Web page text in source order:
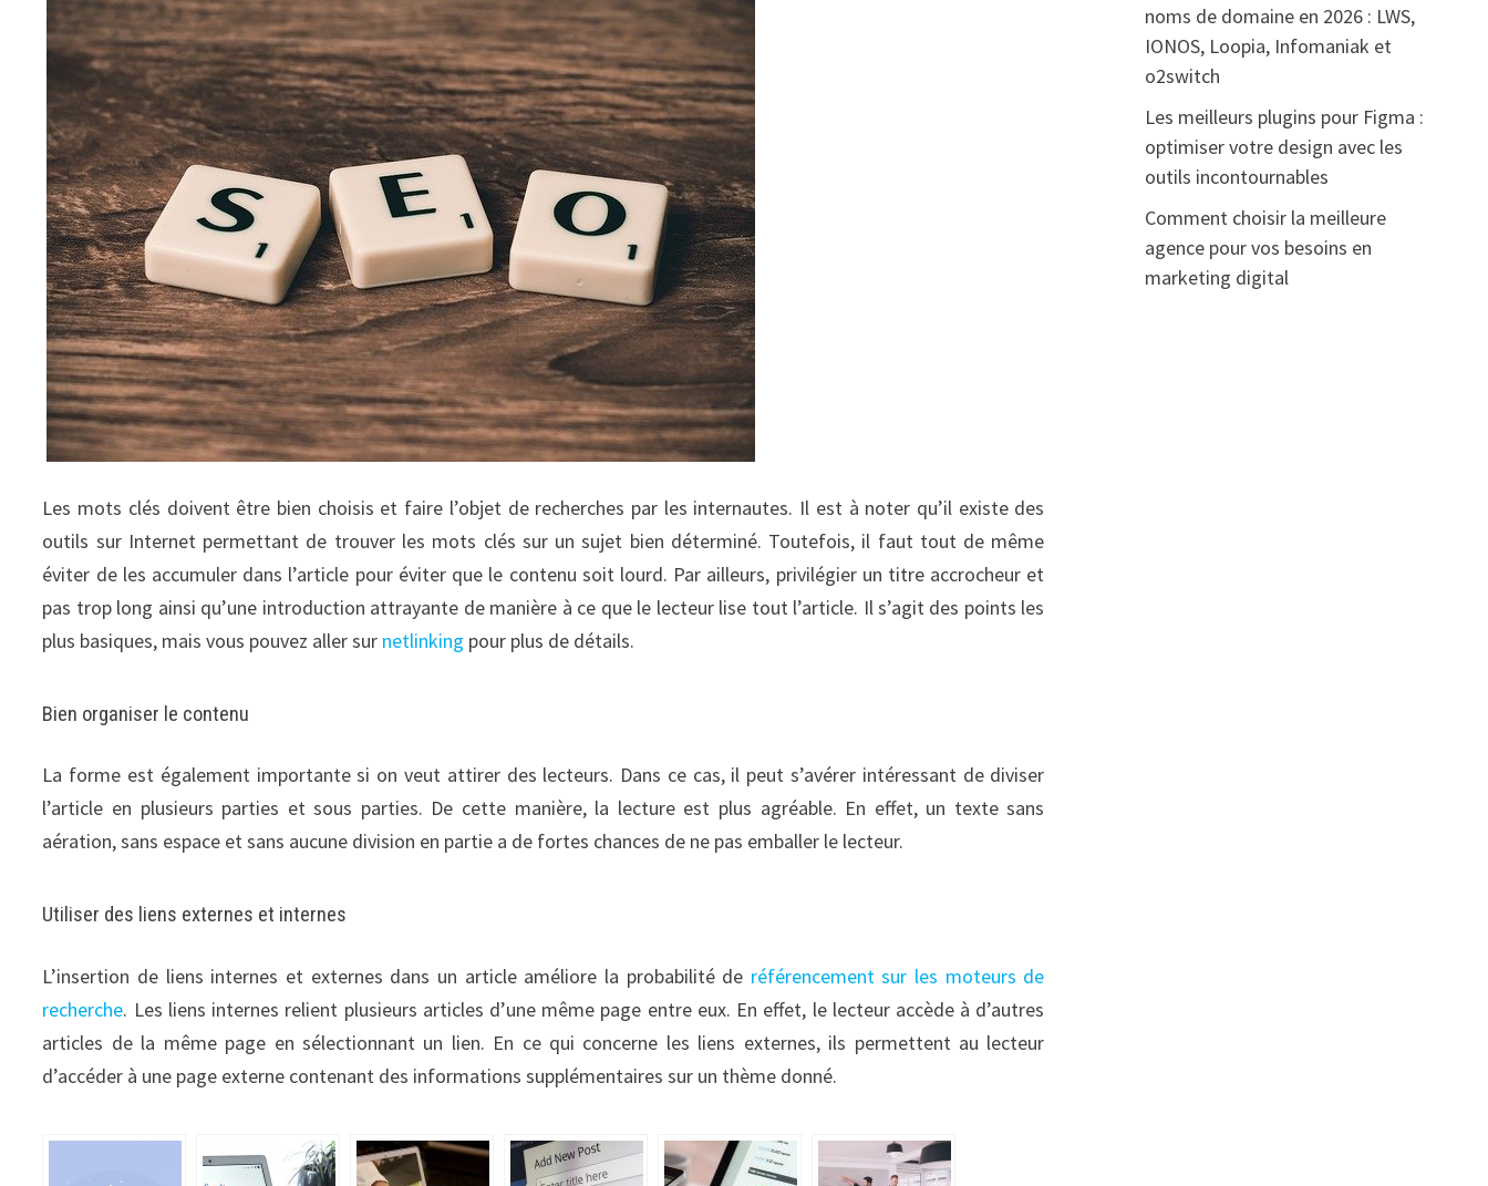
Les mots clés doivent être bien choisis et faire l’objet de recherches par les internautes. Il est à noter qu’il existe des
outils sur Internet permettant de trouver les mots clés sur un sujet bien déterminé. Toutefois, il faut tout de même
éviter de les accumuler dans l’article pour éviter que le contenu soit lourd. Par ailleurs, privilégier un titre accrocheur et
pas trop long ainsi qu’une introduction attrayante de manière à ce que le lecteur lise tout l’article. Il s’agit des points les
plus basiques, mais vous pouvez aller sur netlinking pour plus de détails.
Bien organiser le contenu
La forme est également importante si on veut attirer des lecteurs. Dans ce cas, il peut s’avérer intéressant de diviser
l’article en plusieurs parties et sous parties. De cette manière, la lecture est plus agréable. En effet, un texte sans
aération, sans espace et sans aucune division en partie a de fortes chances de ne pas emballer le lecteur.
Utiliser des liens externes et internes
L’insertion de liens internes et externes dans un article améliore la probabilité de référencement sur les moteurs de
recherche. Les liens internes relient plusieurs articles d’une même page entre eux. En effet, le lecteur accède à d’autres
articles de la même page en sélectionnant un lien. En ce qui concerne les liens externes, ils permettent au lecteur
d’accéder à une page externe contenant des informations supplémentaires sur un thème donné.
noms de domaine en 2026 : LWS,
IONOS, Loopia, Infomaniak et
o2switch
Les meilleurs plugins pour Figma :
optimiser votre design avec les
outils incontournables
Comment choisir la meilleure
agence pour vos besoins en
marketing digital